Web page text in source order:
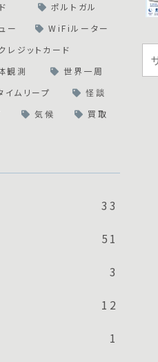
ポルトガル
ー
WiFiルーター
レジットカード
観測
世界一周
イムリープ
怪談
気候 買取
33
51
3
12
1